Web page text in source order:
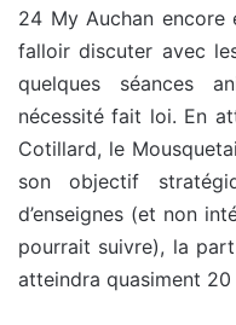
24 My Auchan
falloir discuter avec
quelques séances
nécessité fait loi. En
Cotillard, le
son objectif
d’enseignes (et non
pourrait suivre), la
atteindra quasiment 20